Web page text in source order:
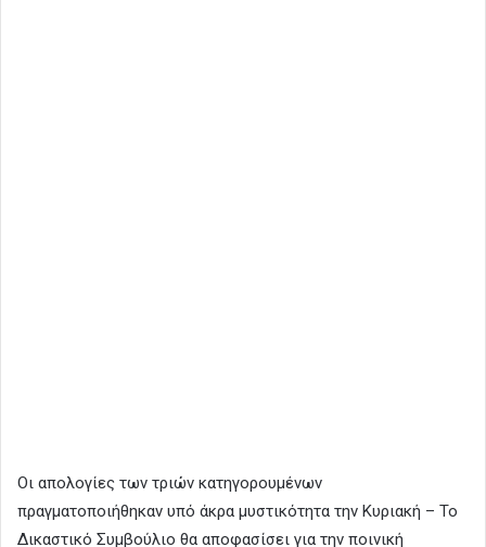
Οι απολογίες των τριών κατηγορουμένων
πραγματοποιήθηκαν υπό άκρα μυστικότητα την Κυριακή – Το
Δικαστικό Συμβούλιο θα αποφασίσει για την ποινική